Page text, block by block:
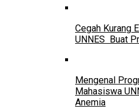
Cegah Kurang
UNNES Buat
Mengenal
Mahasiswa
Anemia